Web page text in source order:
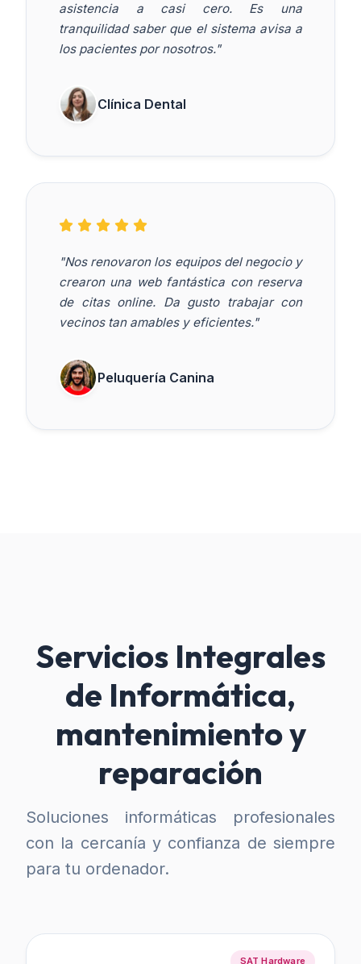
asistencia a casi cero. Es una
tranquilidad saber que el sistema avisa a
los pacientes por nosotros."
Clínica Dental
"Nos renovaron los equipos del negocio y
crearon una web fantástica con reserva
de citas online. Da gusto trabajar con
vecinos tan amables y eficientes."
Peluquería Canina
Servicios Integrales
de Informática,
mantenimiento y
reparación
Soluciones informáticas profesionales
con la cercanía y confianza de siempre
para tu ordenador.
SAT Hardware